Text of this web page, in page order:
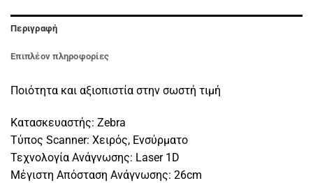
Περιγραφή
Επιπλέον πληροφορίες
Ποιότητα και αξιοπιστία στην σωστή τιμή
Κατασκευαστής: Zebra
Τύπος Scanner: Χειρός, Ενσύρματο
Τεχνολογία Ανάγνωσης: Laser 1D
Μέγιστη Απόσταση Ανάγνωσης: 26cm